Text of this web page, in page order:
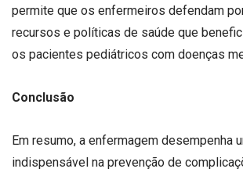
permite que os enfermeiros defendam
recursos e políticas de saúde que
os pacientes pediátricos com doenças
Conclusão
Em resumo, a enfermagem desempenha
indispensável na prevenção de